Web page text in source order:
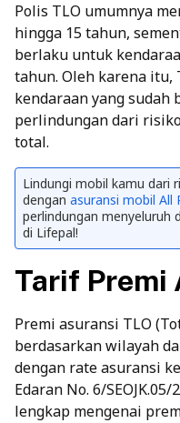
Polis TLO umumnya
hingga 15 tahun,
berlaku untuk
tahun. Oleh karena itu,
kendaraan yang
perlindungan dari
total.
Lindungi mobil kamu dari
dengan asuransi mobil All
perlindungan menyeluruh
di Lifepal!
Tarif Premi
Premi asuransi TLO
berdasarkan wilayah
dengan rate asuransi
Edaran No. 6/SEOJK.05/
lengkap mengenai